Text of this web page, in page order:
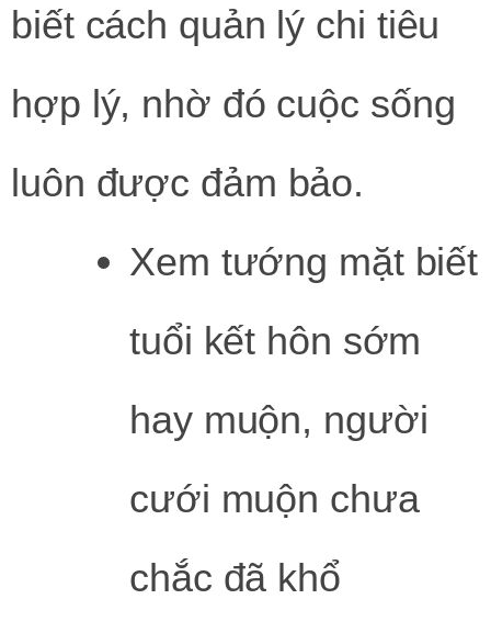
biết cách quản lý chi tiêu
hợp lý, nhờ đó cuộc sống
luôn được đảm bảo.
Xem tướng mặt biết
tuổi kết hôn sớm
hay muộn, người
cưới muộn chưa
chắc đã khổ